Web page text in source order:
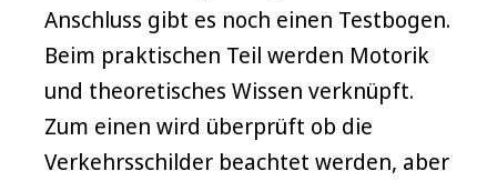
Anschluss gibt es noch einen Testbogen.
Beim praktischen Teil werden Motorik
und theoretisches Wissen verknüpft.
Zum einen wird überprüft ob die
Verkehrsschilder beachtet werden, aber